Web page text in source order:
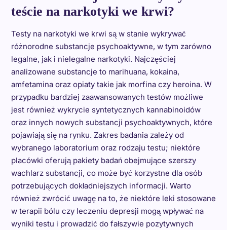
teście na narkotyki we krwi?
Testy na narkotyki we krwi są w stanie wykrywać
różnorodne substancje psychoaktywne, w tym zarówno
legalne, jak i nielegalne narkotyki. Najczęściej
analizowane substancje to marihuana, kokaina,
amfetamina oraz opiaty takie jak morfina czy heroina. W
przypadku bardziej zaawansowanych testów możliwe
jest również wykrycie syntetycznych kannabinoidów
oraz innych nowych substancji psychoaktywnych, które
pojawiają się na rynku. Zakres badania zależy od
wybranego laboratorium oraz rodzaju testu; niektóre
placówki oferują pakiety badań obejmujące szerszy
wachlarz substancji, co może być korzystne dla osób
potrzebujących dokładniejszych informacji. Warto
również zwrócić uwagę na to, że niektóre leki stosowane
w terapii bólu czy leczeniu depresji mogą wpływać na
wyniki testu i prowadzić do fałszywie pozytywnych